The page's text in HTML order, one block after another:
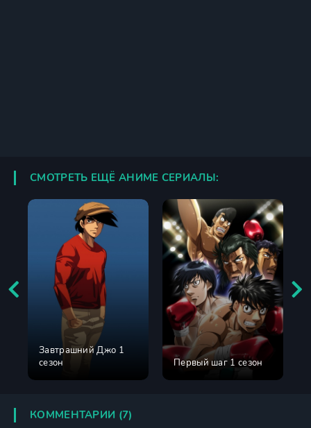
СМОТРЕТЬ ЕЩЁ АНИМЕ СЕРИАЛЫ:
Завтрашний Джо 1
сезон
Первый шаг 1 сезон
КОММЕНТАРИИ (7)